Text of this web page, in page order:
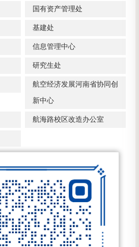
国有资产管理处
基建处
信息管理中心
研究生处
航空经济发展河南省协同创
新中心
航海路校区改造办公室